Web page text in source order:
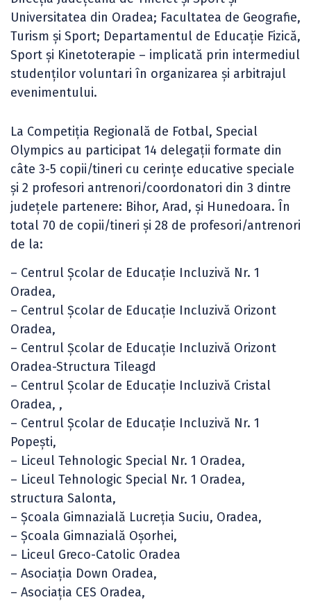
Universitatea din Oradea; Facultatea de Geografie,
Turism şi Sport; Departamentul de Educaţie Fizică,
Sport şi Kinetoterapie – implicată prin intermediul
studenților voluntari în organizarea și arbitrajul
evenimentului.
La Competiţia Regională de Fotbal, Special
Olympics au participat 14 delegaţii formate din
câte 3-5 copii/tineri cu cerinţe educative speciale
și 2 profesori antrenori/coordonatori din 3 dintre
județele partenere: Bihor, Arad, și Hunedoara. În
total 70 de copii/tineri și 28 de profesori/antrenori
de la:
– Centrul Şcolar de Educaţie Incluzivă Nr. 1
Oradea,
– Centrul Şcolar de Educaţie Incluzivă Orizont
Oradea,
– Centrul Şcolar de Educaţie Incluzivă Orizont
Oradea-Structura Tileagd
– Centrul Şcolar de Educaţie Incluzivă Cristal
Oradea, ,
– Centrul Şcolar de Educaţie Incluzivă Nr. 1
Popești,
– Liceul Tehnologic Special Nr. 1 Oradea,
– Liceul Tehnologic Special Nr. 1 Oradea,
structura Salonta,
– Școala Gimnazială Lucreția Suciu, Oradea,
– Școala Gimnazială Oșorhei,
– Liceul Greco-Catolic Oradea
– Asociaţia Down Oradea,
– Asociația CES Oradea,